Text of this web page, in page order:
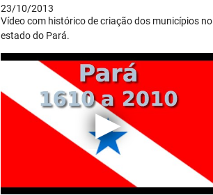
23/10/2013
Vídeo com histórico de criação dos municípios no
estado do Pará.